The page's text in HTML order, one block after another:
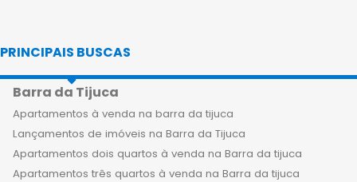
PRINCIPAIS BUSCAS
Barra da Tijuca
Apartamentos à venda na barra da tijuca
Lançamentos de imóveis na Barra da Tijuca
Apartamentos dois quartos à venda na Barra da tijuca
Apartamentos três quartos à venda na Barra da tijuca